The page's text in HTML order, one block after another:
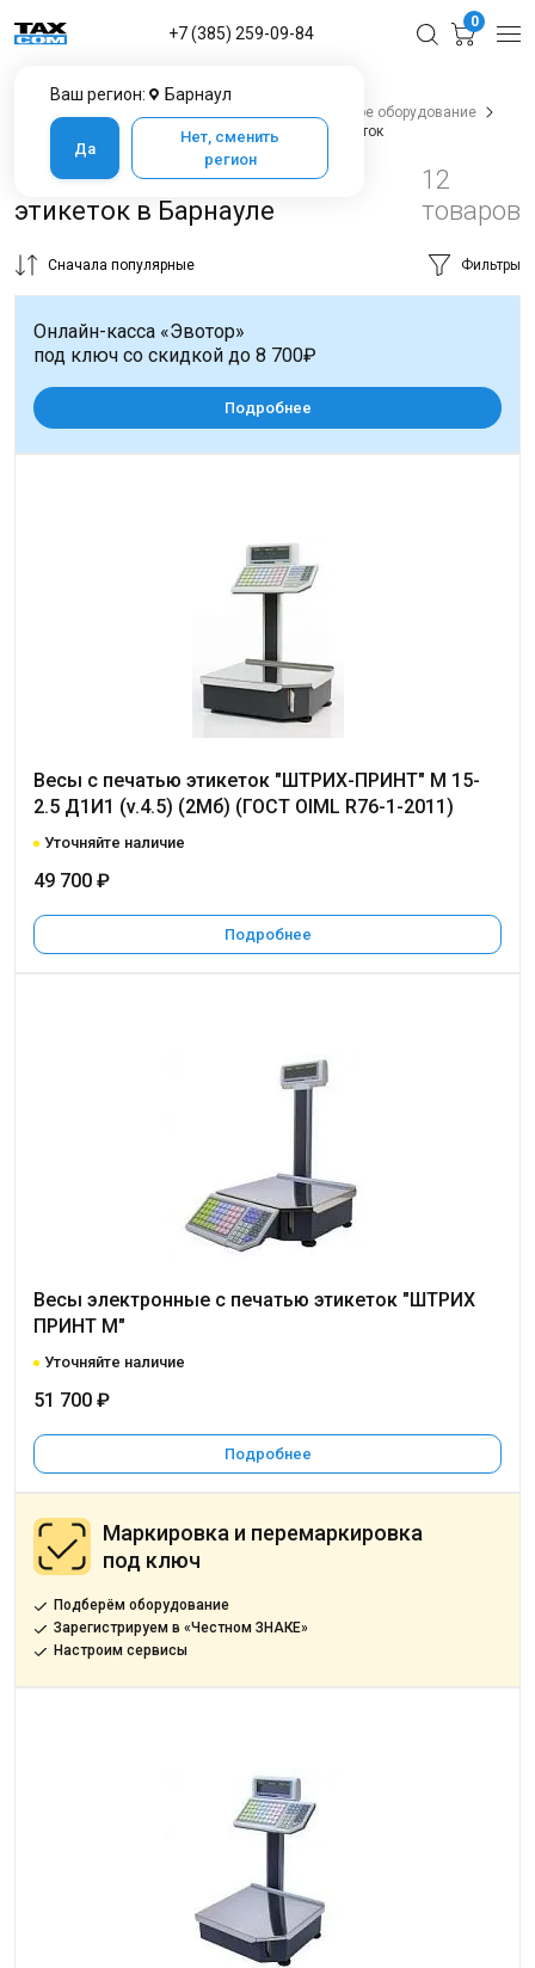
Ваш регион: Барнаул
Да
Нет, сменить
регион
+7 (385) 259-09-84
0
Весовое оборудование
Торговые весы
Торговые весы с печатью этикеток
Торговые весы с печатью
этикеток в Барнауле
12
товаров
Сначала популярные Фильтры
Весы с печатью этикеток "ШТРИХ-ПРИНТ" М 15-
2.5 Д1И1 (v.4.5) (2Мб) (ГОСТ OIML R76-1-2011)
Уточняйте наличие
49 700 ₽
Подробнее
Весы электронные с печатью этикеток "ШТРИХ
ПРИНТ М"
Уточняйте наличие
51 700 ₽
Подробнее
Онлайн-касса «Эвотор»
под ключ со скидкой до 8 700₽
Подробнее
Маркировка и перемаркировка
под ключ
Подберём оборудование
Зарегистрируем в «Честном ЗНАКЕ»
Настроим сервисы